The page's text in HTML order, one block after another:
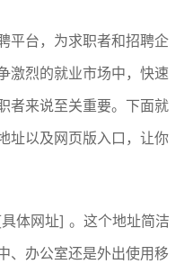
平台，为求职者和招聘企
激烈的就业市场中，快速
者来说至关重要。下面就
址以及网页版入口，让你
体网址] 。这个地址简洁
、办公室还是外出使用移